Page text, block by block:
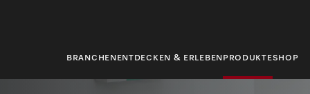
BRANCHEN ENTDECKEN & ERLEBEN PRODUKTESHOP